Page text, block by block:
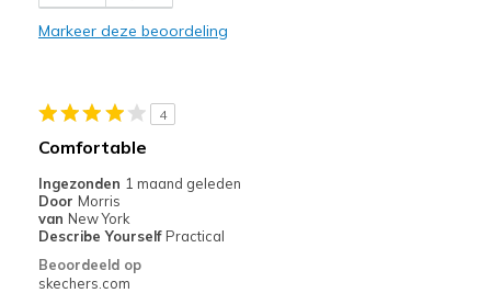
Beste toepassingen
Daily 10 mi walk
Sizing
View On Shoes
Markeer deze beoordeling
4
Comfortable
Ingezonden 1 maand geleden
Door Morris
van New York
Describe Yourself Practical
Beoordeeld op
skechers.com